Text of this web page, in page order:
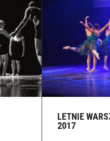
LETNIE
2017